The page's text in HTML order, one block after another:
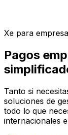
Xe para
Pagos
Tanto si
soluciones de
todo lo que
internacionales